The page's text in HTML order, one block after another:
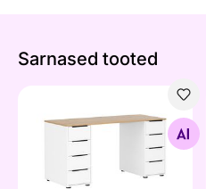
Sarnased tooted
Kirjutuslaud Elma
Otsi sarnaseid